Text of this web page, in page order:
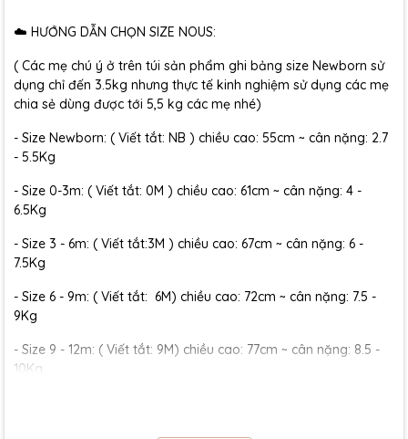
☁️ HƯỚNG DẪN CHỌN SIZE NOUS:
( Các mẹ chú ý ở trên túi sản phẩm ghi bảng size Newborn sử
dụng chỉ đến 3.5kg nhưng thực tế kinh nghiệm sử dụng các mẹ
chia sẻ dùng được tới 5,5 kg các mẹ nhé)
- Size Newborn: ( Viết tắt: NB ) chiều cao: 55cm ~ cân nặng: 2.7
- 5.5Kg
- Size 0-3m: ( Viết tắt: 0M ) chiều cao: 61cm ~ cân nặng: 4 -
6.5Kg
- Size 3 - 6m: ( Viết tắt:3M ) chiều cao: 67cm ~ cân nặng: 6 -
7.5Kg
- Size 6 - 9m: ( Viết tắt: 6M) chiều cao: 72cm ~ cân nặng: 7.5 -
9Kg
- Size 9 - 12m: ( Viết tắt: 9M) chiều cao: 77cm ~ cân nặng: 8.5 -
10Kg